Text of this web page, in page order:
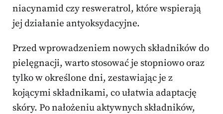
niacynamid czy resweratrol, które wspierają
jej działanie antyoksydacyjne.
Przed wprowadzeniem nowych składników do
pielęgnacji, warto stosować je stopniowo oraz
tylko w określone dni, zestawiając je z
kojącymi składnikami, co ułatwia adaptację
skóry. Po nałożeniu aktywnych składników,